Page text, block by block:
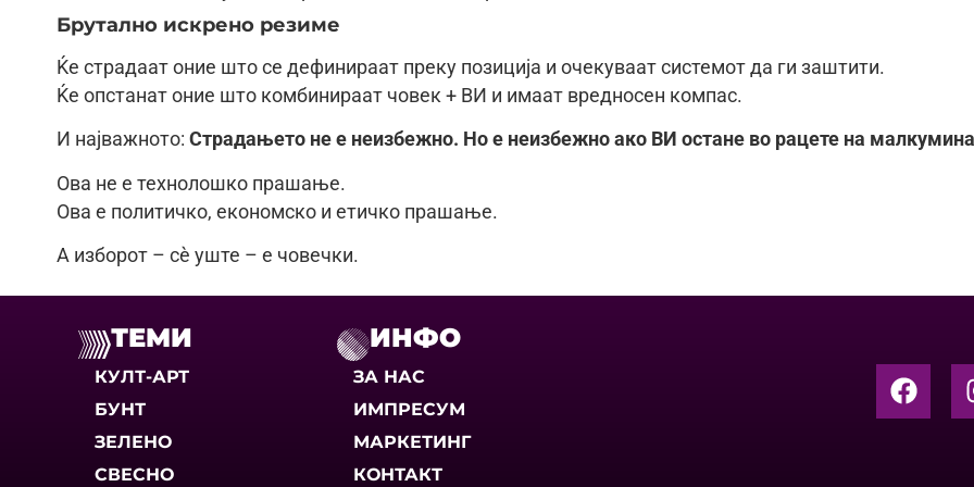
Брутално искрено резиме
Ќе страдаат оние што се дефинираат преку позиција и очекуваат системот да ги заштити.
Ќе опстанат оние што комбинираат човек + ВИ и имаат вредносен компас.
И најважното: Страдањето не е неизбежно. Но е неизбежно ако ВИ остане во рацете на
Ова не е технолошко прашање.
Ова е политичко, економско и етичко прашање.
А изборот – сè уште – е човечки.
ТЕМИ
КУЛТ-АРТ
БУНТ
ЗЕЛЕНО
СВЕСНО
ИНФО
ЗА НАС
ИМПРЕСУМ
МАРКЕТИНГ
КОНТАКТ